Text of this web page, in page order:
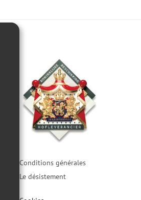
Conditions générales
Le désistement